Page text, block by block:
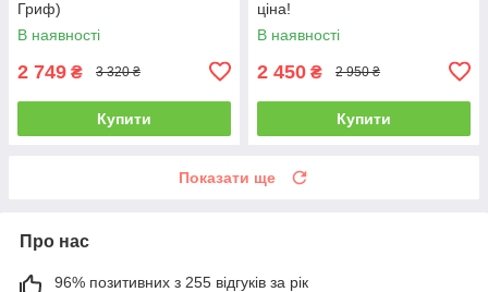
Гриф)
В наявності
2 749 ₴ 3 320 ₴
Купити
ціна!
В наявності
2 450 ₴ 2 950 ₴
Купити
Показати ще
Про нас
96% позитивних з 255 відгуків за рік